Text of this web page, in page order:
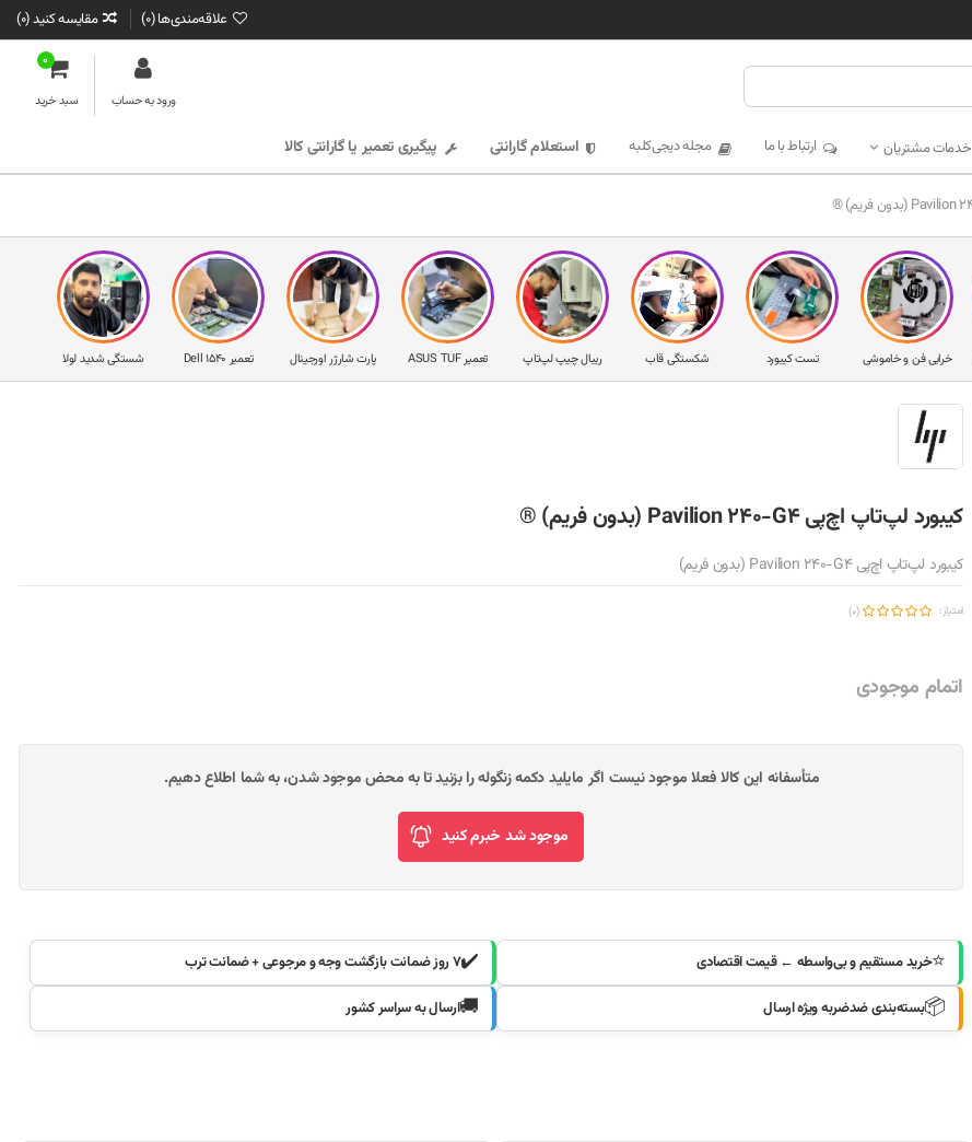
علاقه‌مندی‌ها (0
) مقایسه کنید (0
)
ورود به حساب
0
سبد خرید
خدمات مشتریان ارتباط با ما مجله دیجی‌کلبه استعلام گارانتی پیگیری تعمیر یا گارانتی کالا
شستگی شدید لولا تعمیر Dell 1540 پارت شارژر اورجینال تعمیر ASUS TUF ریبال چیپ لپ‌تاپ شکستگی قاب تست کیبورد خرابی فن و خاموشی
کیبورد لپ‌تاپ اچ‌پی Pavilion 240-G4 (بدون فریم) ®
کیبورد لپ‌تاپ اچ‌پی Pavilion 240-G4 (بدون فریم)
امتیاز: (0)
اتمام موجودی
متأسفانه این کالا فعلا موجود نیست اگر مایلید دکمه زنگوله را بزنید تا به محض موجود شدن، به شما اطلاع دهیم.
موجود شد خبرم کنید
⭐خرید مستقیم و بی‌واسطه ← قیمت اقتصادی ✔️۷ روز ضمانت بازگشت وجه و مرجوعی + ضمانت ترب
📦بسته‌بندی ضدضربه ویژه ارسال 🚚ارسال به سراسر کشور